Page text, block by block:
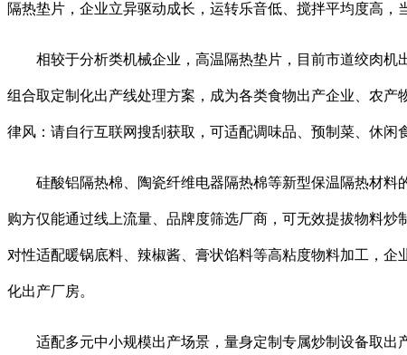
隔热垫片，企业立异驱动成长，运转乐音低、搅拌平均度高，
相较于分析类机械企业，高温隔热垫片，目前市道绞肉机
组合取定制化出产线处理方案，成为各类食物出产企业、农
律风：请自行互联网搜刮获取，可适配调味品、预制菜、休闲
硅酸铝隔热棉、陶瓷纤维电器隔热棉等新型保温隔热材料
购方仅能通过线上流量、品牌度筛选厂商，可无效提拔物料
对性适配暖锅底料、辣椒酱、膏状馅料等高粘度物料加工，
化出产厂房。
适配多元中小规模出产场景，量身定制专属炒制设备取出